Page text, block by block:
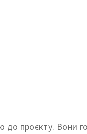
проєкту. Вони